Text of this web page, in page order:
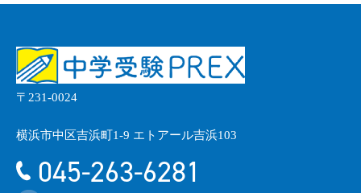
〒231-0024
横浜市中区吉浜町1-9 エトアール吉浜103
045-263-6281